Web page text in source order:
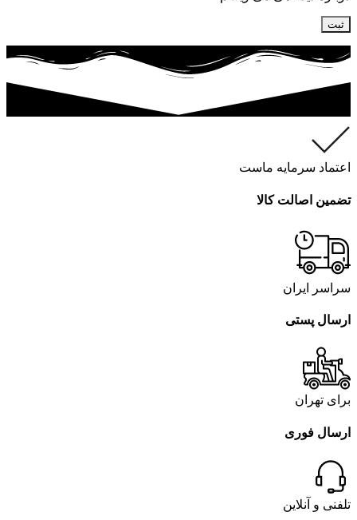
اعتماد سرمایه ماست
تضمین اصالت کالا
سراسر ایران
ارسال پستی
برای تهران
ارسال فوری
تلفنی و آنلاین